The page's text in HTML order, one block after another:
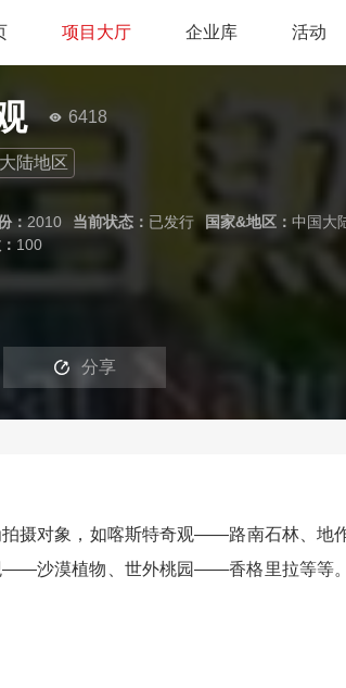
项目大厅 企业库 活动
6418
陆地区
：2010 当前状态： 已发行 国家&地区： 中国大
100
分享
摄对象，如喀斯特奇观——路南石林、地
沙漠植物、世外桃园——香格里拉等等